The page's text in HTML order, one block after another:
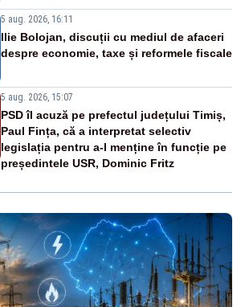
5 aug. 2026, 16:11
Ilie Bolojan, discuții cu mediul de afaceri
despre economie, taxe și reformele fiscale
5 aug. 2026, 15:07
PSD îl acuză pe prefectul județului Timiș,
Paul Fința, că a interpretat selectiv
legislația pentru a-l menține în funcție pe
președintele USR, Dominic Fritz